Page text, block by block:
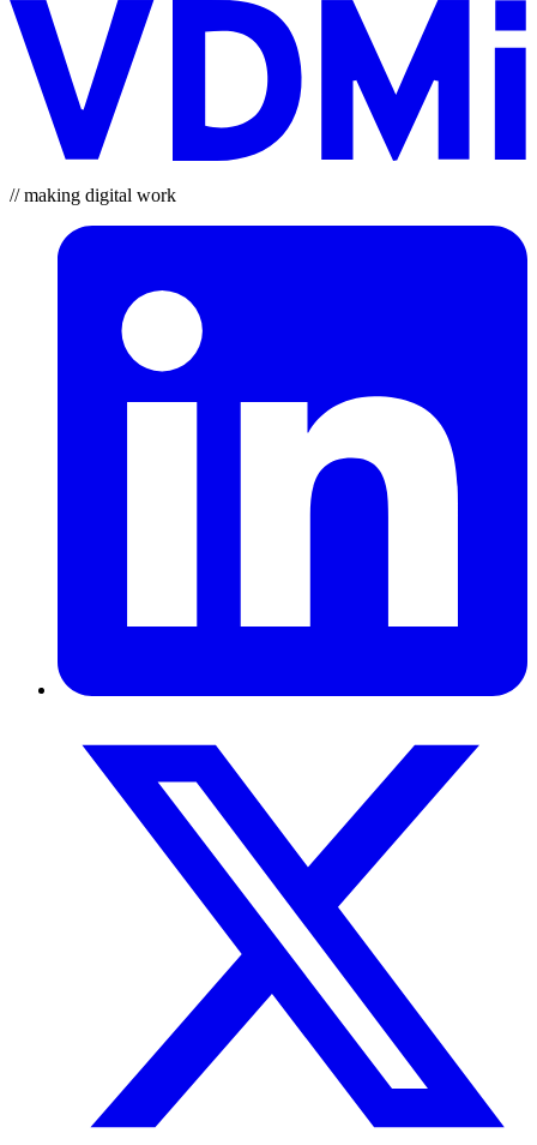
// making digital work